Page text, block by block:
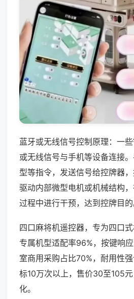
蓝牙或无线信号控制原理：一
或无线信号与手机等设备连接
型等指令，发送信号给控牌器
驱动内部微型电机或机械结构
过程中进行干预，达到控牌目的
四口麻将机遥控器，专为四口式
专属机型适配率96%，按键响
室商用采购占比70%，耐用性
标10万次以上，售价30至105
化。